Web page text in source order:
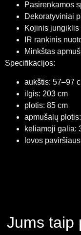
Pasirenkamos
Dekoratyviniai
Kojinis
IR rankinis
Minkštas
Specifikacijos:
aukštis: 57–97
ilgis: 203 cm
plotis: 85 cm
apmušalų
keliamoji galia:
lovos
Jums taip